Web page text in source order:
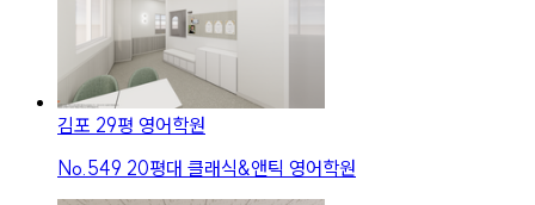
김포 29평 영어학원
No. 549 20평대 클래식&앤틱 영어학원